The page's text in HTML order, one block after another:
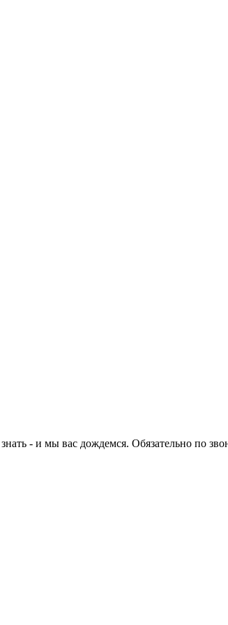
- и мы вас дождемся. Обязательно по